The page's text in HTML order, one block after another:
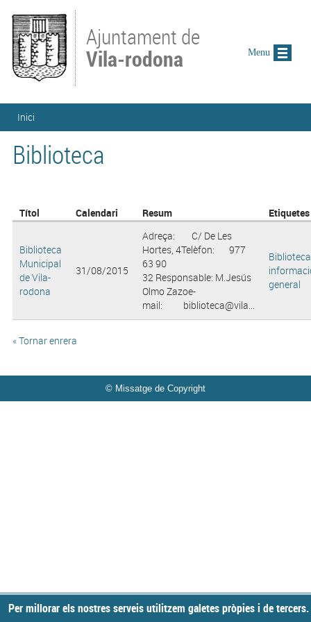
Ajuntament de
Vila-rodona
Esteu aquí
Inici
Biblioteca
Títol Calendari Resum Etiquetes
Biblioteca
Municipal
de Vila-
rodona
31/08/2015
Adreça: C/ De Les
Hortes, 4Telèfon: 977
63 90
32 Responsable: M.Jesús
Olmo Zazoe-
mail: biblioteca@vila...
Biblioteca
general
« Tornar enrera
© Missatge de Copyright
Menu
Per millorar els nostres serveis utilitzem galetes pròpies i de tercers.